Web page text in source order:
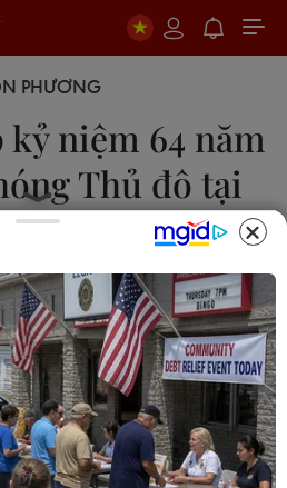
PHƯƠNG
niệm 64 năm
Thủ đô tại
sứ Việt Nam tại Đức Đoàn
phấn khởi khi Hà Nội phát
là trung tâm chính trị-
nước.